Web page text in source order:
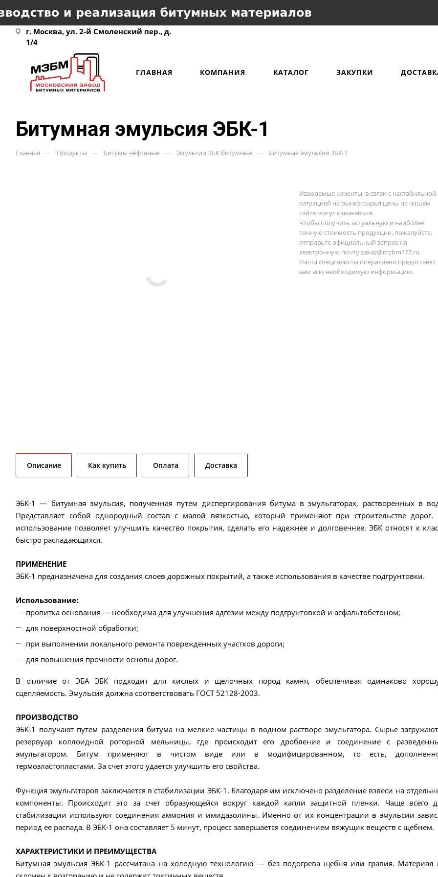
г. Москва, ул. 2-й Смоленский пер., д.
1/4
ГЛАВНАЯ КОМПАНИЯ КАТАЛОГ ЗАКУПКИ
Битумная эмульсия ЭБК-1
Главная — Продукты — Битумы нефтяные — Эмульсии ЭБК битумные — Битумная эмульсия ЭБК-1
Уважаемые клиенты, в связи с нестабильной
ситуацией на рынке сырья цены на нашем
сайте могут изменяться.
Чтобы получить актуальную и наиболее
точную стоимость продукции, пожалуйста,
отправьте официальный запрос на
электронную почтуzakaz@mzbm177.ru
Наши специалисты оперативно предоставят
вам всю необходимую информацию.
Описание Как купить Оплата Доставка
ЭБК-1 — битумная эмульсия, полученная путем диспергирования битума в эмульгаторах, растворенных в
Представляет собой однородный состав с малой вязкостью, который применяют при строительстве дорог.
использование позволяет улучшить качество покрытия, сделать его надежнее и долговечнее. ЭБК относят к
быстро распадающихся.
ПРИМЕНЕНИЕ
ЭБК-1 предназначена для создания слоев дорожных покрытий, а также использования в качестве подгрунтовки.
Использование:
пропитка основания — необходима для улучшения адгезии между подгрунтовкой и асфальтобетоном;
для поверхностной обработки;
при выполнении локального ремонта поврежденных участков дороги;
для повышения прочности основы дорог.
В отличие от ЭБА ЭБК подходит для кислых и щелочных пород камня, обеспечивая одинаково
сцепляемость. Эмульсия должна соответствовать ГОСТ 52128-2003.
ПРОИЗВОДСТВО
ЭБК-1 получают путем разделения битума на мелкие частицы в водном растворе эмульгатора. Сырье
резервуар коллоидной роторной мельницы, где происходит его дробление и соединение с
эмульгатором. Битум применяют в чистом виде или в модифицированном, то есть,
термоэластопластами. За счет этого удается улучшить его свойства.
Функция эмульгаторов заключается в стабилизации ЭБК-1. Благодаря им исключено разделение взвеси на
компоненты. Происходит это за счет образующейся вокруг каждой капли защитной пленки. Чаще всего
стабилизации используют соединения аммония и имидазолины. Именно от их концентрации в эмульсии
период ее распада. В ЭБК-1 она составляет 5 минут, процесс завершается соединением вяжущих веществ с щебнем.
ХАРАКТЕРИСТИКИ И ПРЕИМУЩЕСТВА
Битумная эмульсия ЭБК-1 рассчитана на холодную технологию — без подогрева щебня или гравия. Материал